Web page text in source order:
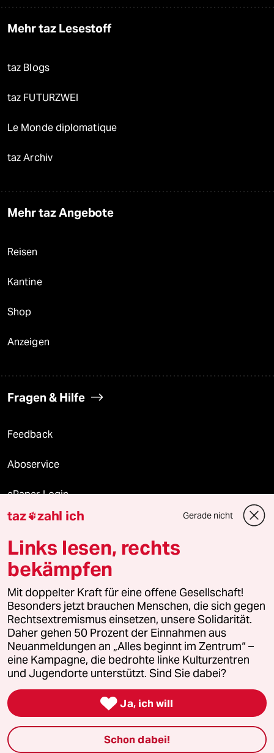
Mehr taz Lesestoff
taz Blogs
taz FUTURZWEI
Le Monde diplomatique
taz Archiv
Mehr taz Angebote
Reisen
Kantine
Shop
Anzeigen
Fragen & Hilfe
Feedback
Aboservice
ePaper Login
Downloads für Abonnierende
© 2026 taz Verlags und Vertriebs GmbH
Alle Rechte vorbehalten. Bei rechtlichen Fragen oder für Genehmigungen
wenden Sie sich bitte an lizenzen@taz.de
Feedback Redaktionsstatut Kommune-Richtlinien
Leitlinie Informant Datenschutz Impressum AGB
Seitenwende Einwilligungen widerrufen (Ads)
taz zahl ich Gerade nicht
Links lesen, rechts
bekämpfen
Mit doppelter Kraft für eine offene Gesellschaft!
Besonders jetzt brauchen Menschen, die sich gegen
Rechtsextremismus einsetzen, unsere Solidarität.
Daher gehen 50 Prozent der Einnahmen aus
Neuanmeldungen an „Alles beginnt im Zentrum“ –
eine Kampagne, die bedrohte linke Kulturzentren
und Jugendorte unterstützt. Sind Sie dabei?
 Ja, ich will
Schon dabei!